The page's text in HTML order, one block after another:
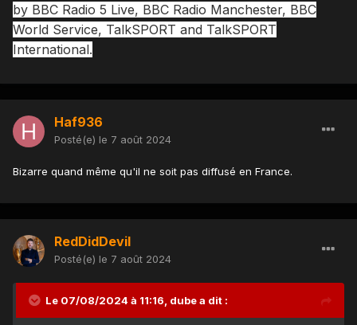
by BBC Radio 5 Live, BBC Radio Manchester, BBC
World Service, TalkSPORT and TalkSPORT
International.
Haf936
Posté(e) le 7 août 2024
Bizarre quand même qu'il ne soit pas diffusé en France.
RedDidDevil
Posté(e) le 7 août 2024
Le 07/08/2024 à 11:16, dubea dit :